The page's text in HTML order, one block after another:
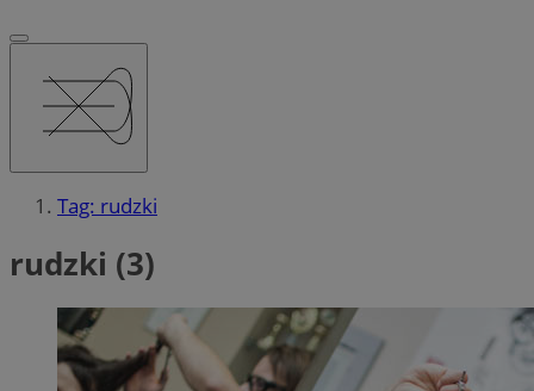
Tag: rudzki
rudzki (3)